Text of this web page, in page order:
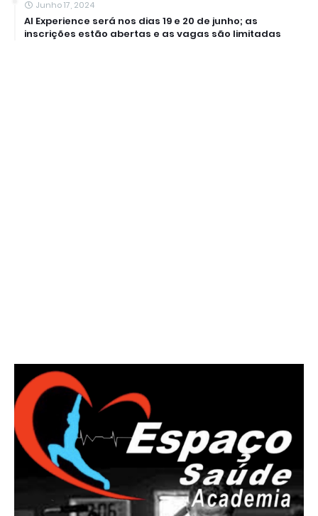
Junho 17, 2024
AI Experience será nos dias 19 e 20 de junho; as
inscrições estão abertas e as vagas são limitadas